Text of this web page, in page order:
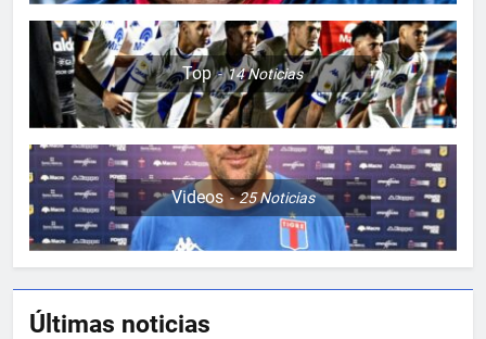
Top 14Noticias
Videos 25Noticias
Últimas noticias
5
BIENVENIDO SUBIABRE
PROFESIONAL